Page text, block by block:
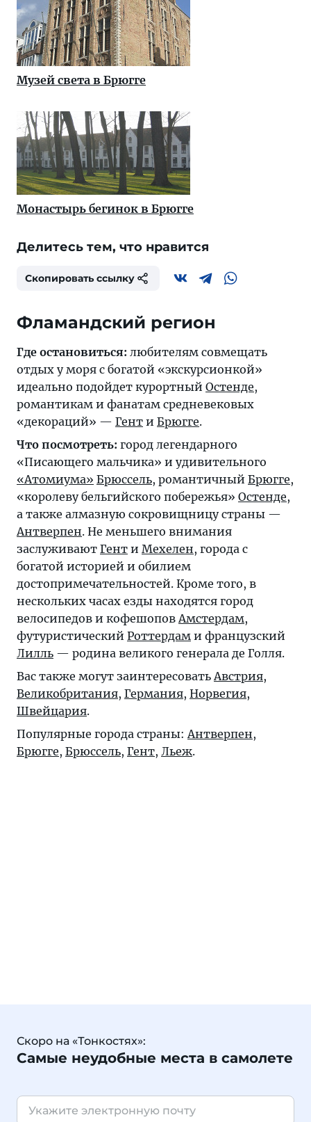
Музей света в Брюгге
Монастырь бегинок в Брюгге
Делитесь тем, что нравится
Скопировать ссылку
Фламандский регион
Где остановиться: любителям совмещать
отдых у моря с богатой «экскурсионкой»
идеально подойдет курортный Остенде,
романтикам и фанатам средневековых
«декораций» — Гент и Брюгге.
Что посмотреть: город легендарного
«Писающего мальчика» и удивительного
«Атомиума» Брюссель, романтичный Брюгге,
«королеву бельгийского побережья» Остенде,
а также алмазную сокровищницу страны —
Антверпен. Не меньшего внимания
заслуживают Гент и Мехелен, города с
богатой историей и обилием
достопримечательностей. Кроме того, в
нескольких часах езды находятся город
велосипедов и кофешопов Амстердам,
футуристический Роттердам и французский
Лилль — родина великого генерала де Голля.
Вас также могут заинтересовать Австрия,
Великобритания, Германия, Норвегия,
Швейцария.
Популярные города страны: Антверпен,
Брюгге, Брюссель, Гент, Льеж.
Скоро на «Тонкостях»:
Самые неудобные места в самолете